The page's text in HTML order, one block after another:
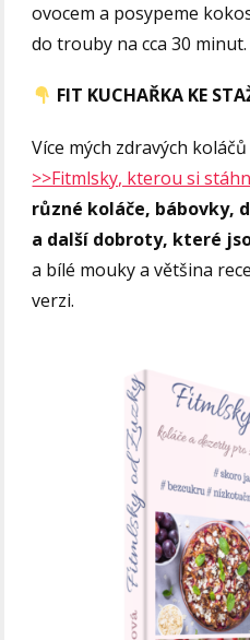
ovocem a posypeme
do trouby na cca 30 minut.
FIT KUCHAŘKA KE
Více mých zdravých
>>Fitmlsky, kterou si
různé koláče, bábovky,
a další dobroty, které
a bílé mouky a většina
verzi.